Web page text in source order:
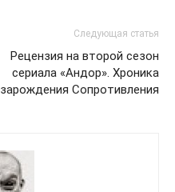
Следующая статья
Рецензия на второй сезон
сериала «Андор». Хроника
зарождения Сопротивления